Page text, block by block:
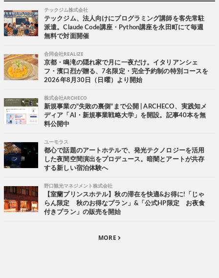
テックジム株式会社
テックジム、法人向けにプログラミング講師を客先常駐
派遣。Claude Code講座・Python講座を永田町にて毎週
無料で対面開催
合同会社REALIZE
京都・鳴滝の隠れ家で月に一夜だけ。イタリアンシェ
フ・濱口烈が贈る、7名限定・完全予約制の特別コースを
2026年8月30日（日曜）より開始
株式会社ARCHECO
新規事業の"失敗の裏側"まで公開 | ARCHECO、実践知メ
ディア「AI・新規事業戦略大学」を開設。記事40本を無
料公開中
ユーモラス
都心で話題のアートホテルで、発光テクノロジーを活用
した夜間空間演出をプロデュース。暗闇とアートが共存
する新しい宿泊体験へ
野口観光マネジメント株式会社
【室蘭プリンスホテル】秋の滞在を快適&お得に!「じゃ
らん限定 秋のお得なプラン」&「公式HP限定 お夜食
付きプラン」の販売を開始
MORE